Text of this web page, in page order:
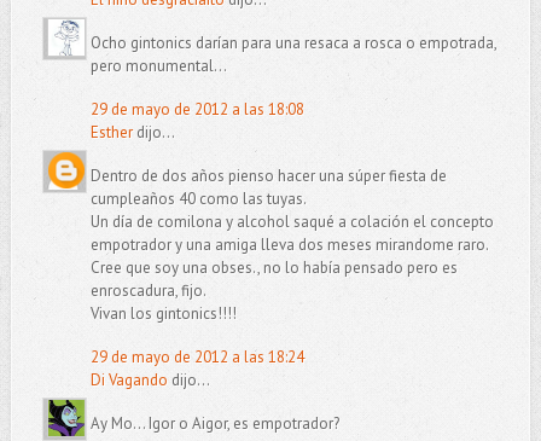
Ocho gintonics darían para una resaca a rosca o empotrada,
pero monumental...
29 de mayo de 2012 a las 18:08
Estherdijo...
Dentro de dos años pienso hacer una súper fiesta de
cumpleaños 40 como las tuyas.
Un día de comilona y alcohol saqué a colación el concepto
empotrador y una amiga lleva dos meses mirandome raro.
Cree que soy una obses., no lo había pensado pero es
enroscadura, fijo.
Vivan los gintonics!!!!
29 de mayo de 2012 a las 18:24
Di Vagando dijo...
Ay Mo... Igor o Aigor, es empotrador?